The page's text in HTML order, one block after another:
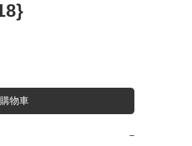
物車
−